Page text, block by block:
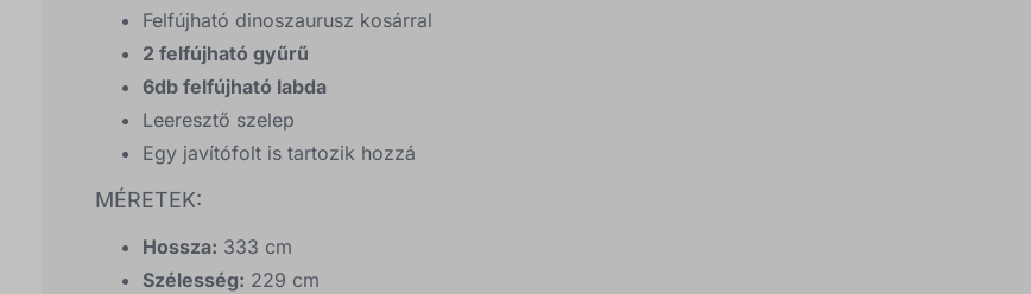
Felfújható dinoszaurusz kosárral
2 felfújható gyűrű
6db felfújható labda
Leeresztő szelep
Egy javítófolt is tartozik hozzá
MÉRETEK:
Hossza: 333 cm
Szélesség: 229 cm